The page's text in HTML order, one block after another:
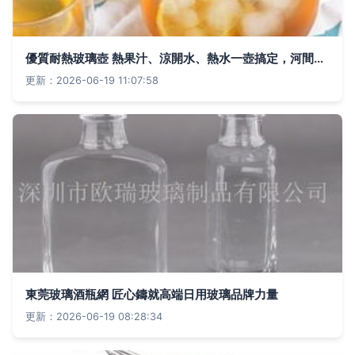
優質耐熱玻璃壺 熱果汁、涼開水、熱水一壺搞定，河間市四葉草玻璃茶具制品廠批發優選
更新：2026-06-19 11:07:58
東莞玻璃酒瓶網 匠心鑄就高端日用玻璃品牌力量
更新：2026-06-19 08:28:34